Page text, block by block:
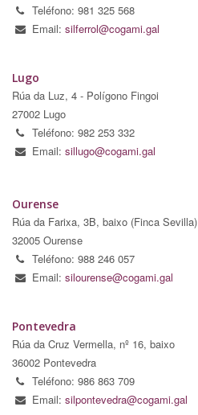
Teléfono: 981 325 568
Email: silferrol@cogami.gal
Lugo
Rúa da Luz, 4 - Polígono Fingoi
27002 Lugo
Teléfono: 982 253 332
Email: sillugo@cogami.gal
Ourense
Rúa da Farixa, 3B, baixo (Finca Sevilla)
32005 Ourense
Teléfono: 988 246 057
Email: silourense@cogami.gal
Pontevedra
Rúa da Cruz Vermella, nº 16, baixo
36002 Pontevedra
Teléfono: 986 863 709
Email: silpontevedra@cogami.gal